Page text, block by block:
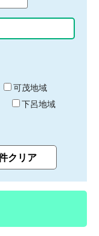
可茂地域
下呂地域